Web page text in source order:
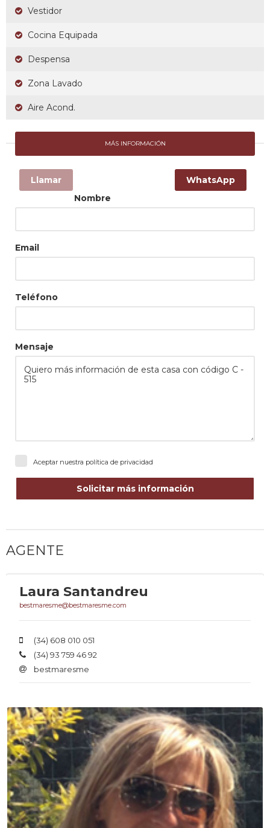
Vestidor
Cocina Equipada
Despensa
Zona Lavado
Aire Acond.
Llamar WhatsApp
MÁS INFORMACIÓN
Nombre
Email
Teléfono
Mensaje
Aceptar nuestra política de privacidad
Solicitar más información
AGENTE
Laura Santandreu
bestmaresme@bestmaresme.com
(34) 608 010 051
(34) 93 759 46 92
bestmaresme